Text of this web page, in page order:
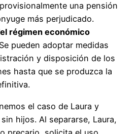
una pensión
más perjudicado.
régimen económico
pueden adoptar medidas
y disposición de los
hasta que se produzca la
el caso de Laura y
hijos. Al separarse, Laura,